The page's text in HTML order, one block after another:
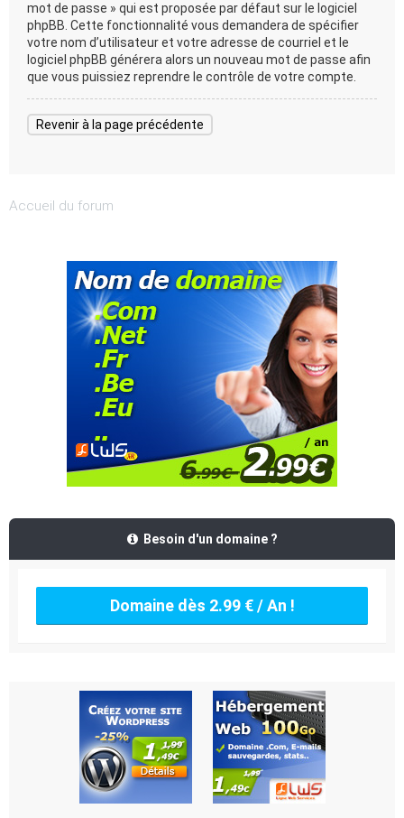
mot de passe » qui est proposée par défaut sur le logiciel
phpBB. Cette fonctionnalité vous demandera de spécifier
votre nom d’utilisateur et votre adresse de courriel et le
logiciel phpBB générera alors un nouveau mot de passe afin
que vous puissiez reprendre le contrôle de votre compte.
Revenir à la page précédente
Accueil du forum
Besoin d'un domaine ?
Domaine dès 2.99 € / An !